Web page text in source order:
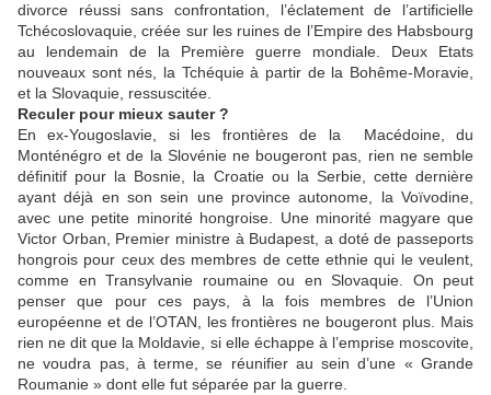
divorce réussi sans confrontation, l’éclatement de l’artificielle
Tchécoslovaquie, créée sur les ruines de l’Empire des Habsbourg
au lendemain de la Première guerre mondiale. Deux Etats
nouveaux sont nés, la Tchéquie à partir de la Bohême-Moravie,
et la Slovaquie, ressuscitée.
Reculer pour mieux sauter ?
En ex-Yougoslavie, si les frontières de la Macédoine, du
Monténégro et de la Slovénie ne bougeront pas, rien ne semble
définitif pour la Bosnie, la Croatie ou la Serbie, cette dernière
ayant déjà en son sein une province autonome, la Voïvodine,
avec une petite minorité hongroise. Une minorité magyare que
Victor Orban, Premier ministre à Budapest, a doté de passeports
hongrois pour ceux des membres de cette ethnie qui le veulent,
comme en Transylvanie roumaine ou en Slovaquie. On peut
penser que pour ces pays, à la fois membres de l’Union
européenne et de l’OTAN, les frontières ne bougeront plus. Mais
rien ne dit que la Moldavie, si elle échappe à l’emprise moscovite,
ne voudra pas, à terme, se réunifier au sein d’une « Grande
Roumanie » dont elle fut séparée par la guerre.